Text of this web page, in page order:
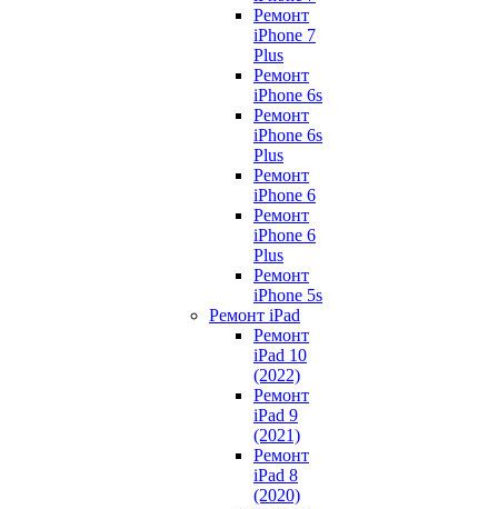
Ремонт
iPhone 7
Plus
Ремонт
iPhone 6s
Ремонт
iPhone 6s
Plus
Ремонт
iPhone 6
Ремонт
iPhone 6
Plus
Ремонт
iPhone 5s
Ремонт iPad
Ремонт
iPad 10
(2022)
Ремонт
iPad 9
(2021)
Ремонт
iPad 8
(2020)